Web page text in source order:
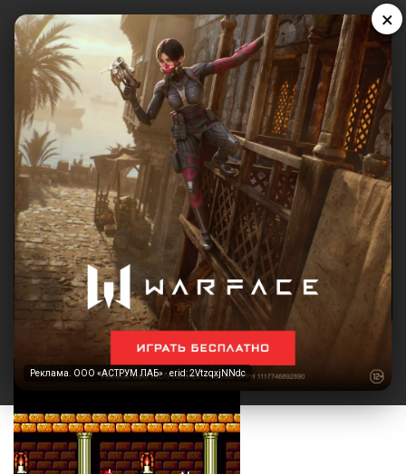
×
Реклама. ООО «АСТРУМ ЛАБ» · erid: 2VtzqxjNNdc
Реклама. ООО «АСТРУМ ЛАБ» · erid: 2VtzqxjNNdc